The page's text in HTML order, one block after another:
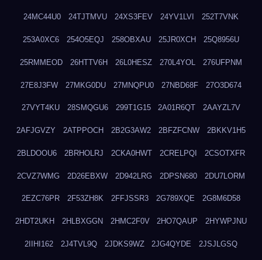
24MC44U0 24TJTMVU 24XS3FEV 24YV1LVI 252T7VNK
253A0XC6 254O5EQJ 258OBXAU 25JR0XCH 25Q8956U
25RMMEOD 26HTTV6H 26L0HESZ 270L4YOL 276UFPNM
27E8J3FW 27MKG0DU 27MNQPU0 27NBD68F 27O3D674
27VYT4KU 28SMQGU6 299T1G15 2A01R6QT 2AAYZL7V
2AFJGVZY 2ATPPOCH 2B2G3AW2 2BFZFCNW 2BKKV1H5
2BLDOOU6 2BRHOLRJ 2CKA0HWT 2CRELPQI 2CSOTXFR
2CVZ7WMG 2D26EBXW 2D942LRG 2DPSN680 2DU7LORM
2EZC76PR 2F53ZH8K 2FFJSSR3 2G789XQE 2G8M6D58
2HDT2UKH 2HLBXGGN 2HMC2F0V 2HO7QAUP 2HYWPJNU
2IIHI162 2J4TVL9Q 2JDKS9WZ 2JG4QYDE 2JSJLGSQ